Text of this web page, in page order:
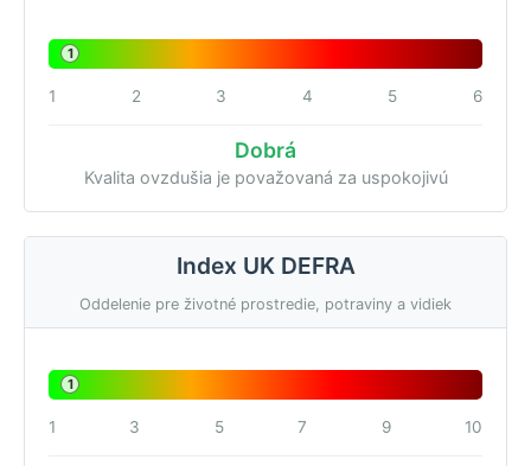
1
1 2 3 4 5 6
Dobrá
Kvalita ovzdušia je považovaná za uspokojivú
Index UK DEFRA
Oddelenie pre životné prostredie, potraviny a vidiek
1
1 3 5 7 9 10